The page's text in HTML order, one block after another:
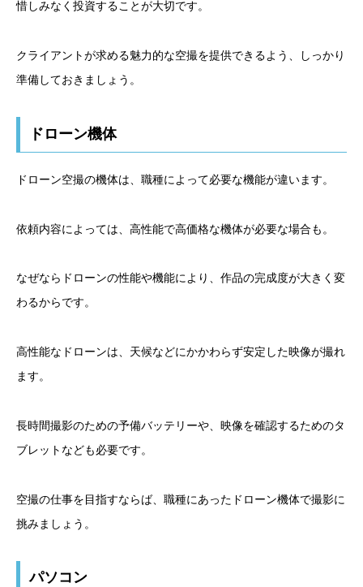
惜しみなく投資することが大切です。
クライアントが求める魅力的な空撮を提供できるよう、しっかり
準備しておきましょう。
ドローン機体
ドローン空撮の機体は、職種によって必要な機能が違います。
依頼内容によっては、高性能で高価格な機体が必要な場合も。
なぜならドローンの性能や機能により、作品の完成度が大きく変
わるからです。
高性能なドローンは、天候などにかかわらず安定した映像が撮れ
ます。
長時間撮影のための予備バッテリーや、映像を確認するためのタ
ブレットなども必要です。
空撮の仕事を目指すならば、職種にあったドローン機体で撮影に
挑みましょう。
パソコン